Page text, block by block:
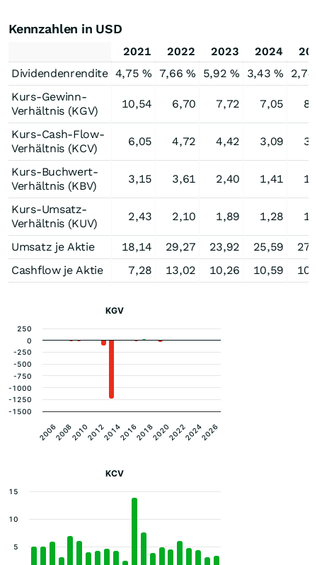
Kennzahlen in USD
2021 2022 2023 2024
Dividendenrendite 4,75 % 7,66 % 5,92 % 3,43 %
2,74
Kurs-Gewinn-
Verhältnis (KGV)
10,54 6,70 7,72 7,05
Kurs-Cash-Flow-
Verhältnis (KCV)
6,05 4,72 4,42 3,09
Kurs-Buchwert-
Verhältnis (KBV)
3,15 3,61 2,40 1,41
Kurs-Umsatz-
Verhältnis (KUV)
2,43 2,10 1,89 1,28
Umsatz je Aktie 18,14 29,27 23,92 25,59
Cashflow je Aktie
7,28 13,02 10,26 10,59
KGV
2010 2016 2022
20062008 20122014 20182020 20242026
-1500
-1250
-1000
-750
-500
-250
0
250
KCV
10
5
15